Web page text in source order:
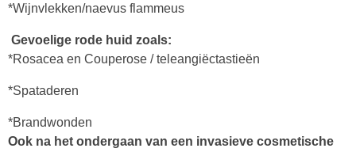
*Wijnvlekken/naevus flammeus
Gevoelige rode huid zoals:
*Rosacea en Couperose / teleangiëctastieën
*Spataderen
*Brandwonden
Ook na het ondergaan van een invasieve cosmetische